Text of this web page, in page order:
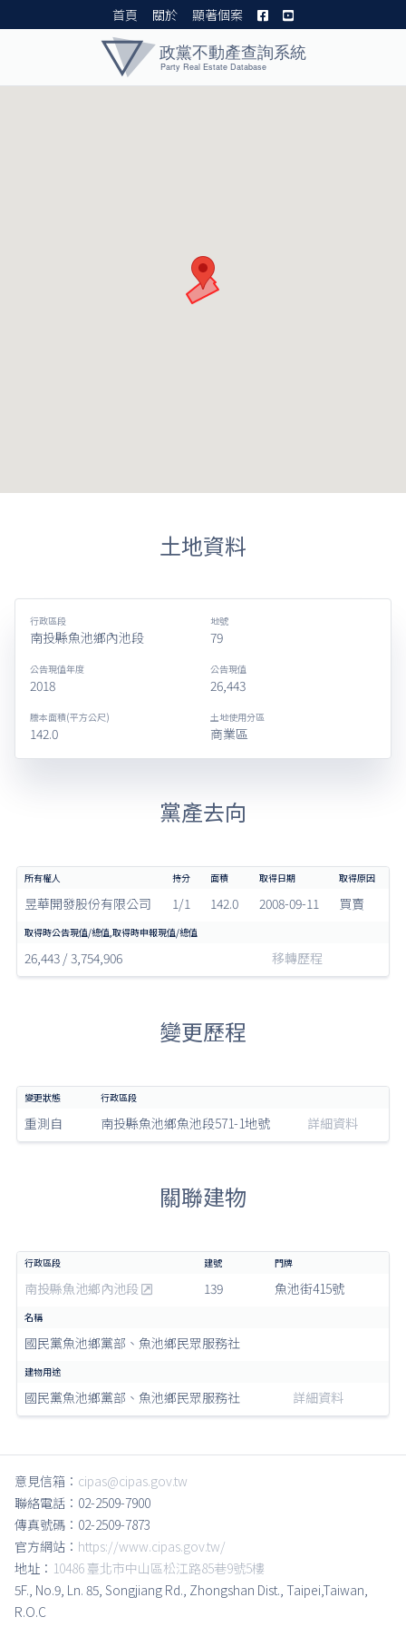
首頁 關於 顯著個案
土地資料
行政區段
南投縣魚池鄉內池段
地號
79
公告現值年度
2018
公告現值
26,443
謄本面積(平方公尺)
142.0
土地使用分區
商業區
黨產去向
昱華開發股份有限公司 1/1 142.0 2008-09-11 買賣
26,443 / 3,754,906 移轉歷程
變更歷程
重測自 南投縣魚池鄉魚池段571-1地號 詳細資料
關聯建物
南投縣魚池鄉內池段 139 魚池街415號
國民黨魚池鄉黨部、魚池鄉民眾服務社
國民黨魚池鄉黨部、魚池鄉民眾服務社 詳細資料
意見信箱： cipas@cipas.gov.tw
聯絡電話：02-2509-7900
傳真號碼：02-2509-7873
官方網站： https://www.cipas.gov.tw/
地址： 10486 臺北市中山區松江路85巷9號5樓
5F., No.9, Ln. 85, Songjiang Rd., Zhongshan Dist., Taipei,Taiwan,
R.O.C